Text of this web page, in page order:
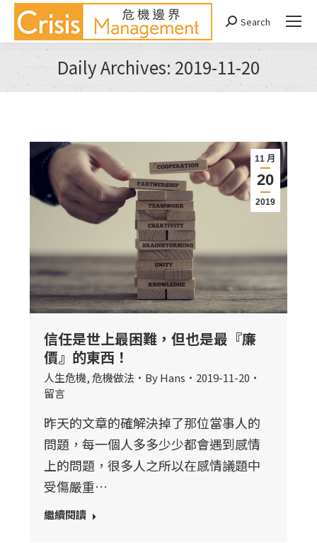
Search:
Search
Daily Archives: 2019-11-20
You are here:
11 月
20
2019
信任是世上最困難，但也是最『廉
價』的東西！
人生危機,危機做法 ByHans
2019-11-20
留言
昨天的文章的確解決掉了那位當事人的
問題，每一個人多多少少都會遇到感情
上的問題，很多人之所以在感情議題中
受傷嚴重…
繼續閱讀